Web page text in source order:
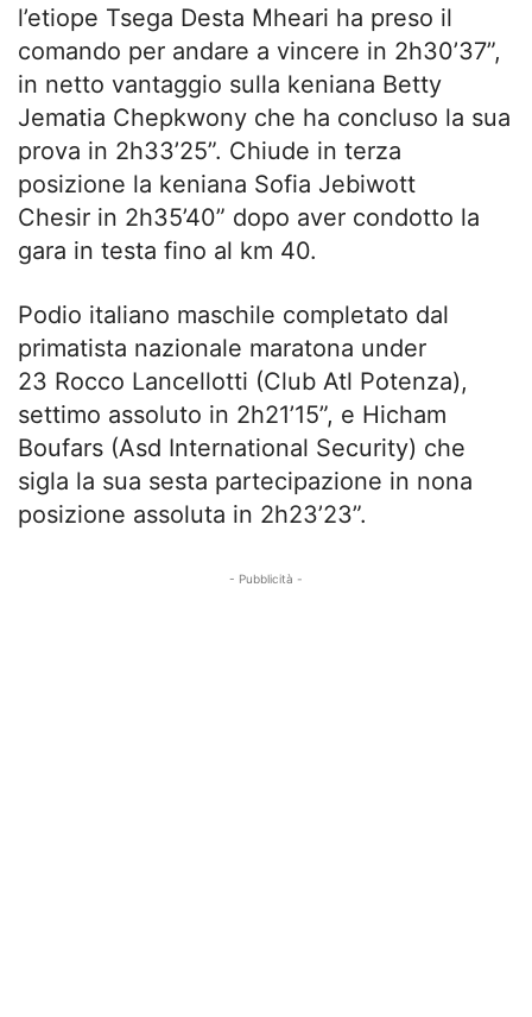
l’etiope Tsega Desta Mheari ha preso il
comando per andare a vincere in 2h30’37”,
in netto vantaggio sulla keniana Betty
Jematia Chepkwony che ha concluso la sua
prova in 2h33’25”. Chiude in terza
posizione la keniana Sofia Jebiwott
Chesir in 2h35’40” dopo aver condotto la
gara in testa fino al km 40.
Podio italiano maschile completato dal
primatista nazionale maratona under
23 Rocco Lancellotti (Club Atl Potenza),
settimo assoluto in 2h21’15”, e Hicham
Boufars (Asd International Security) che
sigla la sua sesta partecipazione in nona
posizione assoluta in 2h23’23”.
- Pubblicità -